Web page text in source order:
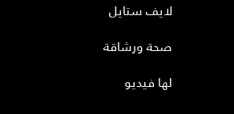
لايف ستايل
صحة ورشاقة
لها فيديو